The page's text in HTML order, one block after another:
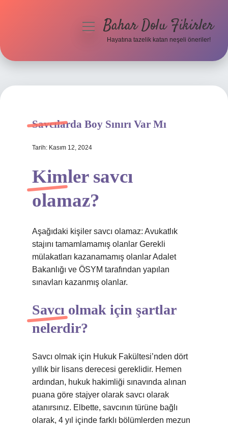
Hakkımızda
menüyüBahar Dolu Fikirler
Hayatına tazelik katan neşeli öneriler!
Savcılarda Boy Sınırı Var Mı
Tarih: Kasım 12, 2024
Kimler savcı
olamaz?
Aşağıdaki kişiler savcı olamaz: Avukatlık
stajını tamamlamamış olanlar Gerekli
mülakatları kazanamamış olanlar Adalet
Bakanlığı ve ÖSYM tarafından yapılan
sınavları kazanmış olanlar.
Savcı olmak için şartlar
nelerdir?
Savcı olmak için Hukuk Fakültesi’nden dört
yıllık bir lisans derecesi gereklidir. Hemen
ardından, hukuk hakimliği sınavında alınan
puana göre stajyer olarak savcı olarak
atanırsınız. Elbette, savcının türüne bağlı
olarak, 4 yıl içinde farklı bölümlerden mezun